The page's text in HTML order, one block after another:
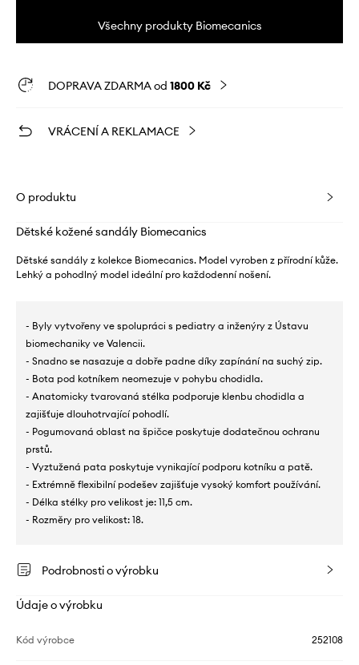
Všechny produkty Biomecanics
DOPRAVA ZDARMA od 1800 Kč
VRÁCENÍ A REKLAMACE
O produktu
Dětské kožené sandály Biomecanics
Dětské sandály z kolekce Biomecanics. Model vyroben z přírodní kůže.
Lehký a pohodlný model ideální pro každodenní nošení.
- Byly vytvořeny ve spolupráci s pediatry a inženýry z Ústavu
biomechaniky ve Valencii.
- Snadno se nasazuje a dobře padne díky zapínání na suchý zip.
- Bota pod kotníkem neomezuje v pohybu chodidla.
- Anatomicky tvarovaná stélka podporuje klenbu chodidla a
zajišťuje dlouhotrvající pohodlí.
- Pogumovaná oblast na špičce poskytuje dodatečnou ochranu
prstů.
- Vyztužená pata poskytuje vynikající podporu kotníku a patě.
- Extrémně flexibilní podešev zajišťuje vysoký komfort používání.
- Délka stélky pro velikost je: 11,5 cm.
- Rozměry pro velikost: 18.
Podrobnosti o výrobku
Údaje o výrobku
Kód výrobce 252108